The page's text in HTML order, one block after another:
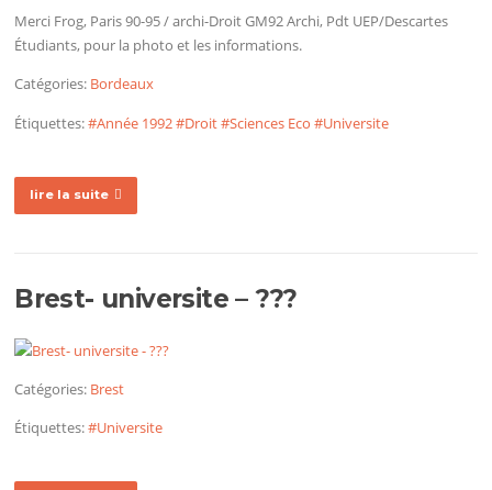
Merci Frog, Paris 90-95 / archi-Droit GM92 Archi, Pdt UEP/Descartes
Étudiants, pour la photo et les informations.
Catégories: Bordeaux
Étiquettes:#Année 1992#Droit#Sciences Eco #Universite
lire la suite
Brest- universite – ???
Catégories: Brest
Étiquettes:#Universite